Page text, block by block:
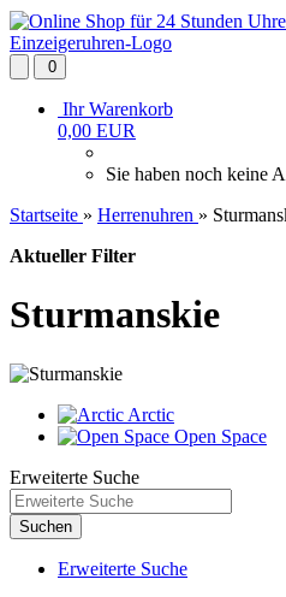
0
Ihr Warenkorb
0,00 EUR
Sie haben noch keine
Startseite » Herrenuhren »
Aktueller Filter
Sturmanskie
Arctic
Open Space
Erweiterte Suche
Suchen
Erweiterte Suche